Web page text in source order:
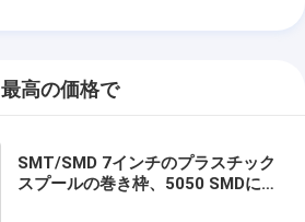
最高の価格で
SMT/SMD 7インチのプラスチック
スプールの巻き枠、5050 SMDに